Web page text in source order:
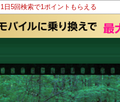
日5回検索で1ポイントもらえる